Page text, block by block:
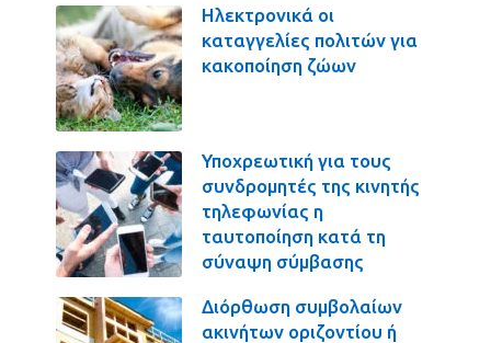
Ηλεκτρονικά οι
καταγγελίες πολιτών για
κακοποίηση ζώων
Υποχρεωτική για τους
συνδρομητές της κινητής
τηλεφωνίας η
ταυτοποίηση κατά τη
σύναψη σύμβασης
Διόρθωση συμβολαίων
ακινήτων οριζοντίου ή